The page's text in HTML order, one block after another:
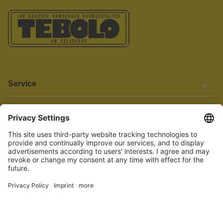
Service
Informationen
Barrierefreiheit
Wir bemühen uns, unsere Website barrierefrei zu gestalten.
Einige Inhalte und Funktionen sind derzeit jedoch noch nicht
vollständig zugänglich. Wenn Sie auf Barrieren stoßen oder Hilfe
benötigen, kontaktieren Sie uns bitte unter service[at]knutzen.de.
Vertrag widerrufen